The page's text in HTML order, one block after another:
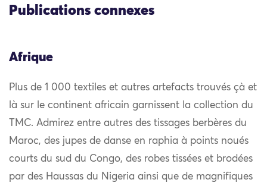
Publications connexes
Afrique
Plus de 1 000 textiles et autres artefacts trouvés çà et
là sur le continent africain garnissent la collection du
TMC. Admirez entre autres des tissages berbères du
Maroc, des jupes de danse en raphia à points noués
courts du sud du Congo, des robes tissées et brodées
par des Haussas du Nigeria ainsi que de magnifiques